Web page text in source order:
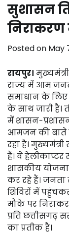
सुशासन
निराकरण
Posted on May
रायपुर।
राज्य में आम
समाधान के लिए
के साथ जारी है।
में शासन-
आमजन की बाते
रहा है।
हैं। वे
शासकीय
कर रहे हैं।
शिविरों में
मौके पर
प्रति छत्तीसगढ़
का प्रतीक है।